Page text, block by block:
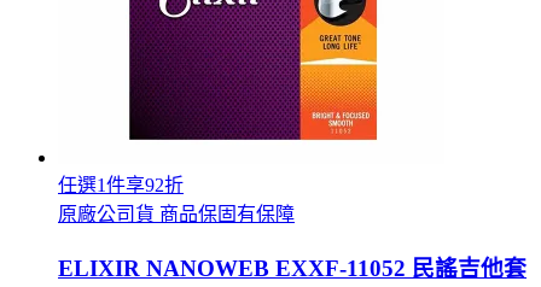
任選1件享92折
原廠公司貨 商品保固有保障
ELIXIR NANOWEB EXXF-11052 民謠吉他套